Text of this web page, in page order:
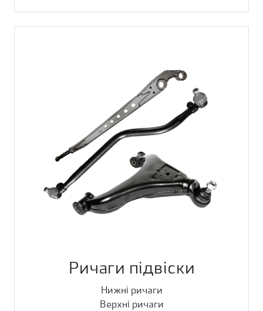
Ричаги підвіски
Нижні ричаги
Верхні ричаги